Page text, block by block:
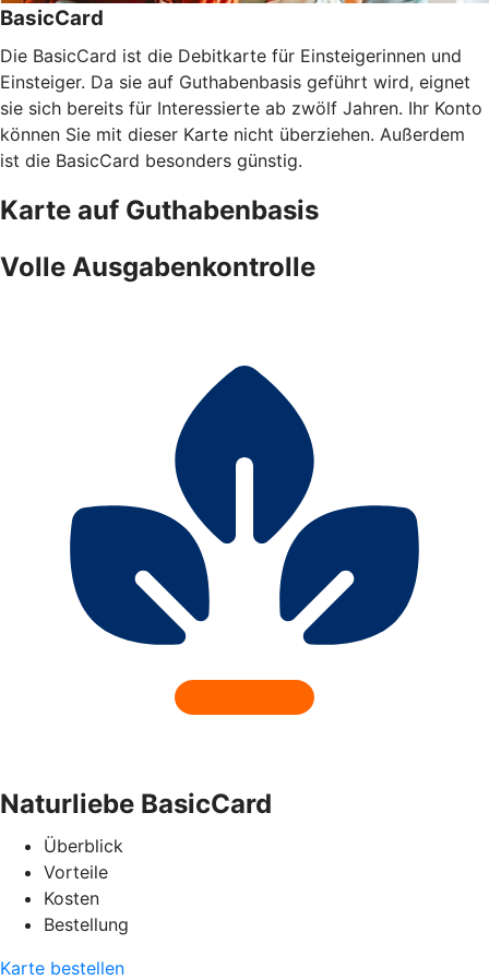
BasicCard
Die BasicCard ist die Debitkarte für Einsteigerinnen und
Einsteiger. Da sie auf Guthabenbasis geführt wird, eignet
sie sich bereits für Interessierte ab zwölf Jahren. Ihr Konto
können Sie mit dieser Karte nicht überziehen. Außerdem
ist die BasicCard besonders günstig.
Karte auf Guthabenbasis
Volle Ausgabenkontrolle
Naturliebe BasicCard
Überblick
Vorteile
Kosten
Bestellung
Karte bestellen